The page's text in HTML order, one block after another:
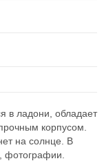
в ладони, обладает
корпусом.
на солнце. В
фотографии.